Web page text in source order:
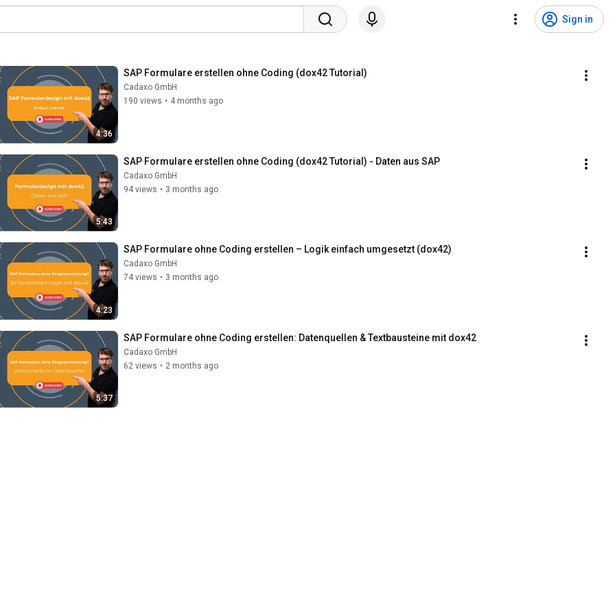
Sign in
4:36
SAP Formulare erstellen ohne Coding (dox42 Tutorial)
Cadaxo GmbH
190 views • 4 months ago
5:43
SAP Formulare erstellen ohne Coding (dox42 Tutorial) - Daten aus SAP
Cadaxo GmbH
94 views • 3 months ago
4:23
SAP Formulare ohne Coding erstellen – Logik einfach umgesetzt (dox42)
Cadaxo GmbH
74 views • 3 months ago
5:37
SAP Formulare ohne Coding erstellen: Datenquellen & Textbausteine mit dox42
Cadaxo GmbH
62 views • 2 months ago